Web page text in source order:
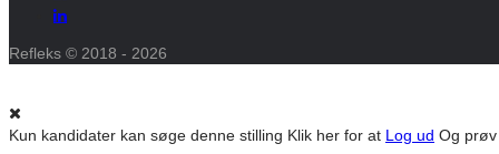
Refleks © 2018 - 2026
Kun kandidater kan søge denne stilling Klik her for at Log ud Og